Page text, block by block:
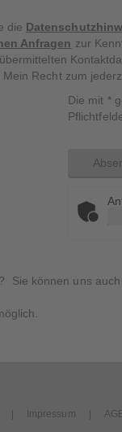
die
Anfragen zur
Recht zum
Die mit *
Sie können uns
Impressum